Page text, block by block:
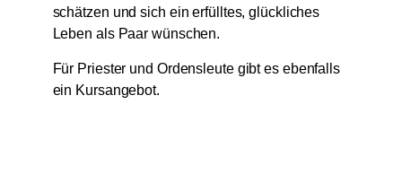
schätzen und sich ein erfülltes, glückliches
Leben als Paar wünschen.
Für Priester und Ordensleute gibt es ebenfalls
ein Kursangebot.